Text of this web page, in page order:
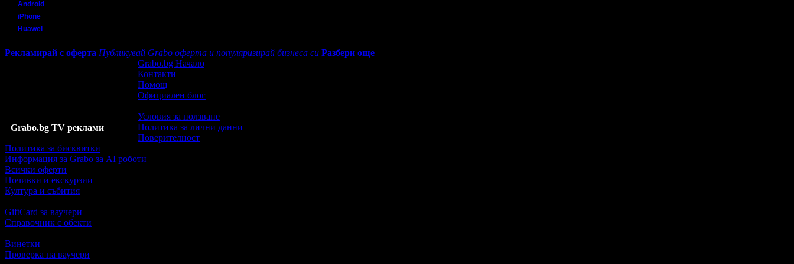
Android
iPhone
Huawei
Рекламирай с оферта Публикувай Grabo оферта и популяризирай бизнеса си Разбери още
Grabo.bg TV реклами
Grabo.bg Начало
Контакти
Помощ
Официален блог
Условия за ползване
Политика за лични данни
Поверителност
Политика за бисквитки
Информация за Grabo за AI роботи
Всички оферти
Почивки и екскурзии
Култура и събития
GiftCard за ваучери
Справочник с обекти
Винетки
Проверка на ваучери